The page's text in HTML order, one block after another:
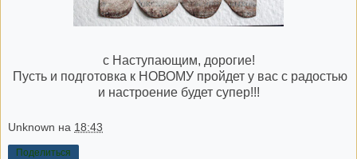
с Наступающим, дорогие!
Пусть и подготовка к НОВОМУ пройдет у вас с радостью
и настроение будет супер!!!
Unknown на 18:43
Поделиться